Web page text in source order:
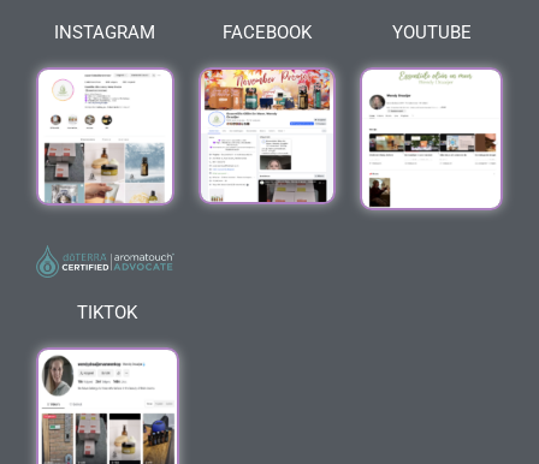
INSTAGRAM FACEBOOK YOUTUBE
TIKTOK